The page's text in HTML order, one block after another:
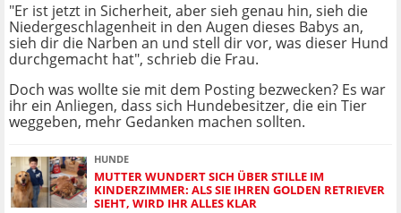
"Er ist jetzt in Sicherheit, aber sieh genau hin, sieh die
Niedergeschlagenheit in den Augen dieses Babys an,
sieh dir die Narben an und stell dir vor, was dieser Hund
durchgemacht hat", schrieb die Frau.
Doch was wollte sie mit dem Posting bezwecken? Es war
ihr ein Anliegen, dass sich Hundebesitzer, die ein Tier
weggeben, mehr Gedanken machen sollten.
HUNDE
MUTTER WUNDERT SICH ÜBER STILLE IM
KINDERZIMMER: ALS SIE IHREN GOLDEN RETRIEVER
SIEHT, WIRD IHR ALLES KLAR